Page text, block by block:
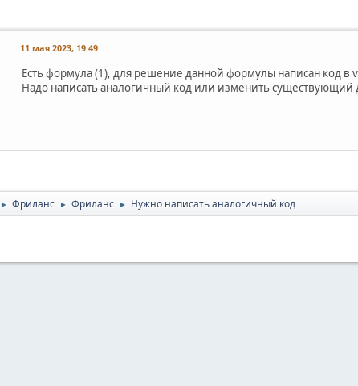
11 мая 2023, 19:49
Есть формула (1), для решение данной формулы написан код в
Надо написать аналогичный код или изменить существующий
► Фриланс ► Фриланс ► Нужно написать аналогичный код